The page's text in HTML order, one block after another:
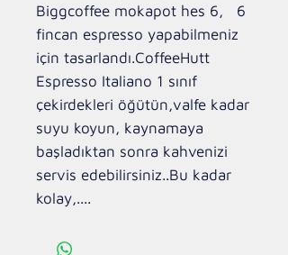
Biggcoffee mokapot hes 6, 6
fincan espresso yapabilmeniz
için tasarlandı.CoffeeHutt
Espresso Italiano 1 sınıf
çekirdekleri öğütün,valfe kadar
suyu koyun, kaynamaya
başladıktan sonra kahvenizi
servis edebilirsiniz..Bu kadar
kolay,....